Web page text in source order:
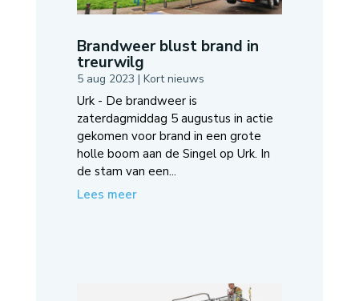
Brandweer blust brand in
treurwilg
5 aug 2023 | Kort nieuws
Urk - De brandweer is
zaterdagmiddag 5 augustus in actie
gekomen voor brand in een grote
holle boom aan de Singel op Urk. In
de stam van een...
Lees meer